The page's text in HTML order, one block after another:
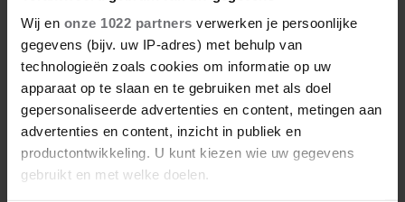
Wij en onze 1022 partners verwerken je persoonlijke
gegevens (bijv. uw IP-adres) met behulp van
technologieën zoals cookies om informatie op uw
apparaat op te slaan en te gebruiken met als doel
gepersonaliseerde advertenties en content, metingen aan
advertenties en content, inzicht in publiek en
productontwikkeling. U kunt kiezen wie uw gegevens
gebruikt en met welke doelen.
OPENHARTIG OVER RELATIE
MET PRINS LAURENT: ‘CLÉMENT
IS UIT LIEFDE GEMAAKT’
Sinds kort is officieel bevestigd dat prins Laurent
(61) de vader is van Clément Vandenkerckhove (25).
Nu vertelt zangeres Wendy van Wanten (65),
geboren als Iris Vandenkerckhove, in een interview
met 'VTM' voor het eerst openlijk over hun